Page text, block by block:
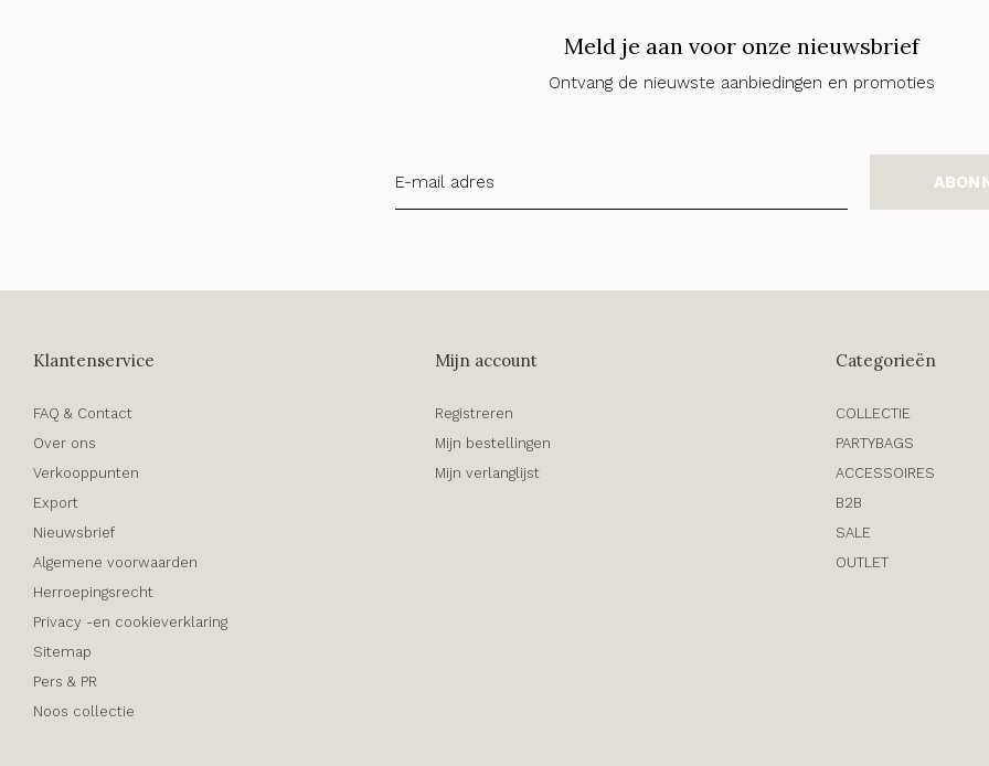
Meld je aan voor onze nieuwsbrief
Ontvang de nieuwste aanbiedingen en promoties
Klantenservice
FAQ & Contact
Over ons
Verkooppunten
Export
Nieuwsbrief
Algemene voorwaarden
Herroepingsrecht
Privacy -en cookieverklaring
Sitemap
Pers & PR
Noos collectie
Mijn account
Registreren
Mijn bestellingen
Mijn verlanglijst
Categorieën
COLLECTIE
PARTYBAGS
ACCESSOIRES
B2B
SALE
OUTLET